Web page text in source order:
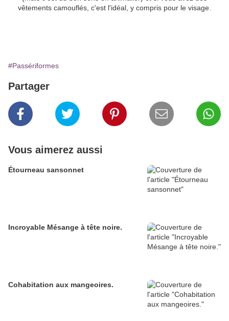
vêtements camouflés, c'est l'idéal, y compris pour le visage.
#Passériformes
Partager
Vous aimerez aussi
Étourneau sansonnet
Incroyable Mésange à tête noire.
Cohabitation aux mangeoires.